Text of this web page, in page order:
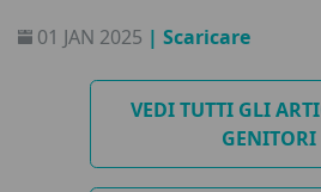
01 JAN 2025 | Scaricare
VEDI TUTTI GLI
GENITORI